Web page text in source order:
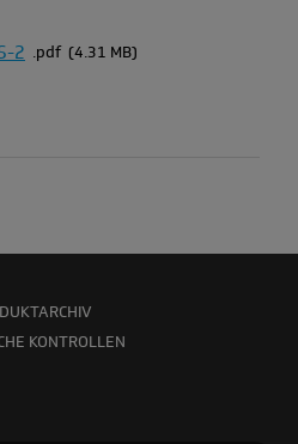
2 pdf 4.31 MB
KONTROLLEN